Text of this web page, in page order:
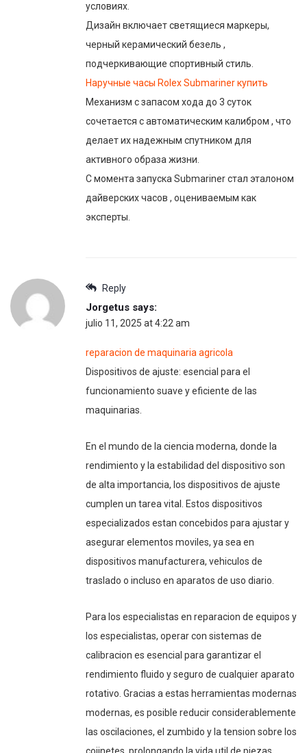
условиях.
Дизайн включает светящиеся маркеры,
черный керамический безель ,
подчеркивающие спортивный стиль.
Наручные часы Rolex Submariner купить
Механизм с запасом хода до 3 суток
сочетается с автоматическим калибром , что
делает их надежным спутником для
активного образа жизни.
С момента запуска Submariner стал эталоном
дайверских часов , оцениваемым как
эксперты.
Reply
Jorgetus says:
julio 11, 2025 at 4:22 am
reparacion de maquinaria agricola
Dispositivos de ajuste: esencial para el
funcionamiento suave y eficiente de las
maquinarias.
En el mundo de la ciencia moderna, donde la
rendimiento y la estabilidad del dispositivo son
de alta importancia, los dispositivos de ajuste
cumplen un tarea vital. Estos dispositivos
especializados estan concebidos para ajustar y
asegurar elementos moviles, ya sea en
dispositivos manufacturera, vehiculos de
traslado o incluso en aparatos de uso diario.
Para los especialistas en reparacion de equipos y
los especialistas, operar con sistemas de
calibracion es esencial para garantizar el
rendimiento fluido y seguro de cualquier aparato
rotativo. Gracias a estas herramientas modernas
modernas, es posible reducir considerablemente
las oscilaciones, el zumbido y la tension sobre los